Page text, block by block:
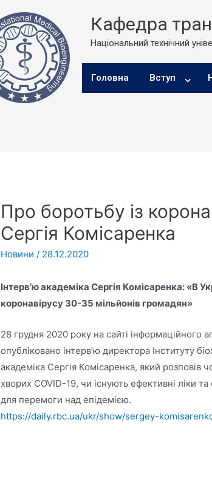
Кафедра
Національний технічний
Головна Вступ
Про боротьбу із
Сергія Комісаренка
Новини / 28.12.2020
Інтерв’ю академіка Сергія Комісаренка: «В
коронавірусу 30-35 мільйонів громадян»
28 грудня 2020 року на сайті інформаційного
опубліковано інтерв’ю директора Інституту
академіка Сергія Комісаренка, який розповів
хворих COVID-19, чи існують ефективні ліки
для перемоги над епідемією.
https://daily.rbc.ua/ukr/show/sergey-